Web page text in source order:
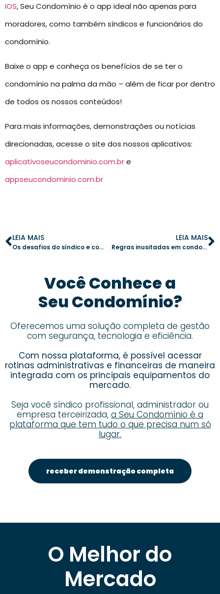
IOS, Seu Condomínio é o app ideal não apenas para
moradores, como também síndicos e funcionários do
condomínio.
Baixe o app e conheça os benefícios de se ter o
condomínio na palma da mão – além de ficar por dentro
de todos os nossos conteúdos!
Para mais informações, demonstrações ou notícias
direcionadas, acesse o site dos nossos aplicativos:
aplicativoseucondominio.com.bre
appseucondominio.com.br
LEIA MAIS
Os desafios do síndico e como a tecnologia pode facilitar a gestão
LEIA MAIS
Regras inusitadas em condomínios: como evitar exageros na gestão
Você Conhece a
Seu Condomínio?
Oferecemos uma solução completa de gestão
com segurança, tecnologia e eficiência.
Com nossa plataforma, é possível acessar
rotinas administrativas e financeiras de maneira
integrada com os principais equipamentos do
mercado.
Seja você síndico profissional, administrador ou
empresa terceirizada, a Seu Condomínio é a
plataforma que tem tudo o que precisa num só
lugar.
receber demonstração completa
O Melhor do
Mercado